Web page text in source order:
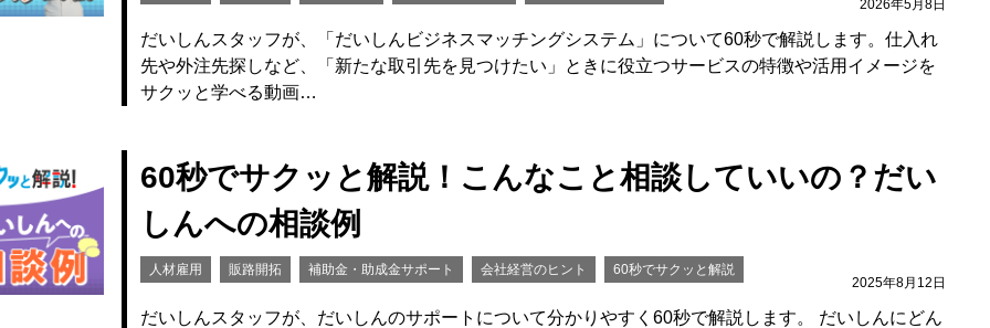
2026年5月8日
だいしんスタッフが、「だいしんビジネスマッチングシステム」について60秒で解説します。仕入れ
先や外注先探しなど、「新たな取引先を見つけたい」ときに役立つサービスの特徴や活用イメージを
サクッと学べる動画…
60秒でサクッと解説！こんなこと相談していいの？だい
しんへの相談例
人材雇用 販路開拓 補助金・助成金サポート 会社経営のヒント
60秒でサクッと解説
2025年8月12日
だいしんスタッフが、だいしんのサポートについて分かりやすく60秒で解説します。 だいしんにどん